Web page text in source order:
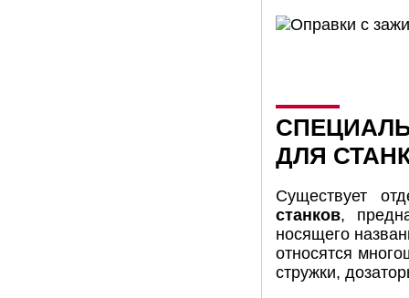
ДЛЯ
Существует
станков,
носящего
относятся
стружки,